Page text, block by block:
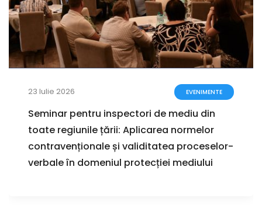
23 Iulie 2026 EVENIMENTE
Seminar pentru inspectori de mediu din
toate regiunile țării: Aplicarea normelor
contravenționale și validitatea proceselor-
verbale în domeniul protecției mediului